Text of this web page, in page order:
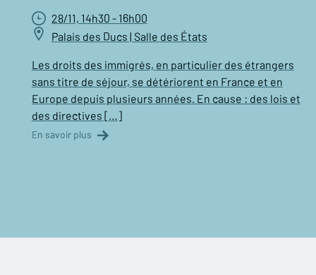
28/11, 14h30 - 16h00
Palais des Ducs | Salle des États
Les droits des immigrés, en particulier des étrangers
sans titre de séjour, se détériorent en France et en
Europe depuis plusieurs années. En cause : des lois et
des directives […]
En savoir plus